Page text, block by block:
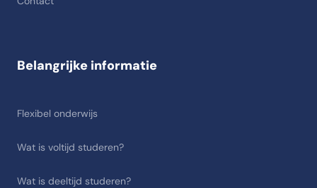
Belangrijke informatie
Flexibel onderwijs
Wat is voltijd studeren?
Wat is deeltijd studeren?